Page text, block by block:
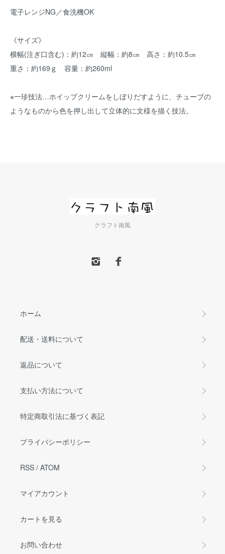
電子レンジNG／食洗機OK
《サイズ》
横幅(注ぎ口含む)：約12㎝ 縦幅：約8㎝ 高さ：約10.5㎝
重さ：約169ｇ 容量：約260ml
※一珍技法…ホイップクリームをしぼりだすように、チューブの
ようなものから色を押し出して立体的に文様を描く技法。
クラフト南風
ホーム
配送・送料について
返品について
支払い方法について
特定商取引法に基づく表記
プライバシーポリシー
RSS / ATOM
マイアカウント
カートを見る
お問い合わせ